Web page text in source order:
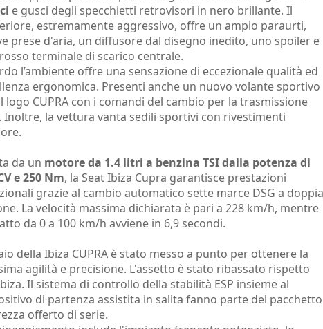
e gusci degli specchietti retrovisori in nero brillante. Il
estremamente aggressivo, offre un ampio paraurti,
prese d'aria, un diffusore dal disegno inedito, uno spoiler e
terminale di scarico centrale.
l’ambiente offre una sensazione di eccezionale qualità ed
ergonomica. Presenti anche un nuovo volante sportivo
logo CUPRA con i comandi del cambio per la trasmissione
Inoltre, la vettura vanta sedili sportivi con rivestimenti
da un motore da 1.4 litri a benzina TSI dalla potenza di
e 250 Nm, la Seat Ibiza Cupra garantisce prestazioni
grazie al cambio automatico sette marce DSG a doppia
La velocità massima dichiarata è pari a 228 km/h, mentre
da 0 a 100 km/h avviene in 6,9 secondi.
della Ibiza CUPRA è stato messo a punto per ottenere la
agilità e precisione. L'assetto è stato ribassato rispetto
Il sistema di controllo della stabilità ESP insieme al
di partenza assistita in salita fanno parte del pacchetto
offerto di serie.